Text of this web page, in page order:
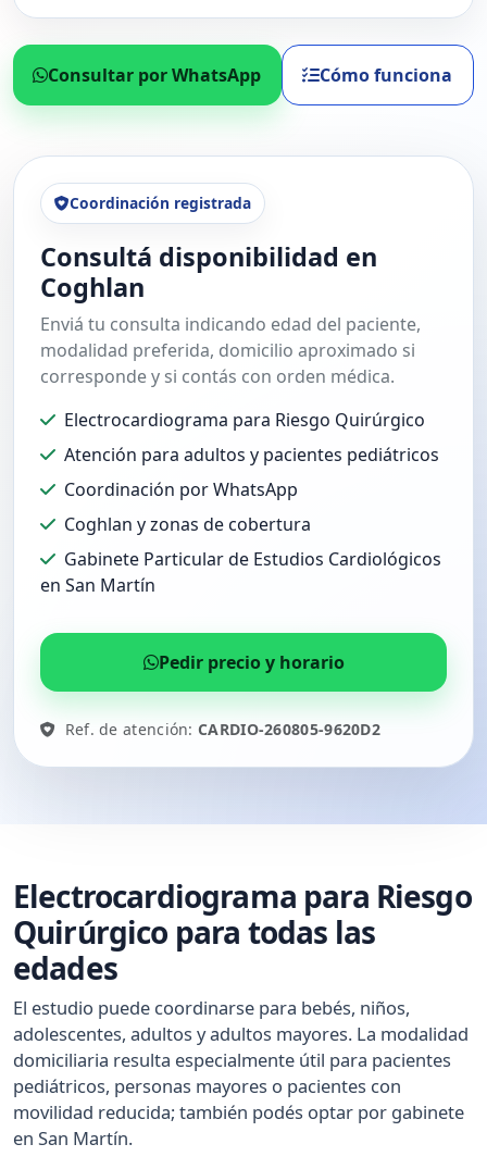
Consultar por WhatsApp Cómo funciona
Coordinación registrada
Consultá disponibilidad en
Coghlan
Enviá tu consulta indicando edad del paciente,
modalidad preferida, domicilio aproximado si
corresponde y si contás con orden médica.
Electrocardiograma para Riesgo Quirúrgico
Atención para adultos y pacientes pediátricos
Coordinación por WhatsApp
Coghlan y zonas de cobertura
Gabinete Particular de Estudios Cardiológicos
en San Martín
Pedir precio y horario
Ref. de atención:CARDIO-260805-9620D2
Electrocardiograma para Riesgo
Quirúrgico para todas las
edades
El estudio puede coordinarse para bebés, niños,
adolescentes, adultos y adultos mayores. La modalidad
domiciliaria resulta especialmente útil para pacientes
pediátricos, personas mayores o pacientes con
movilidad reducida; también podés optar por gabinete
en San Martín.